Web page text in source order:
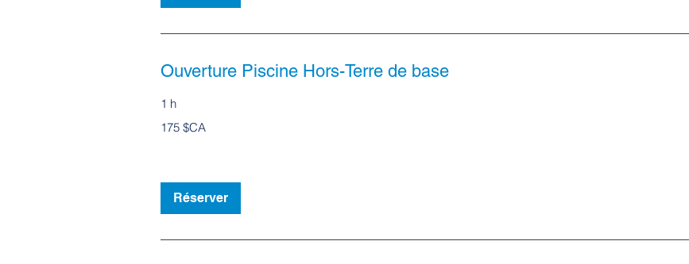
Ouverture Piscine Hors-Terre de base
1 h
dollars
175 $CA
Réserver